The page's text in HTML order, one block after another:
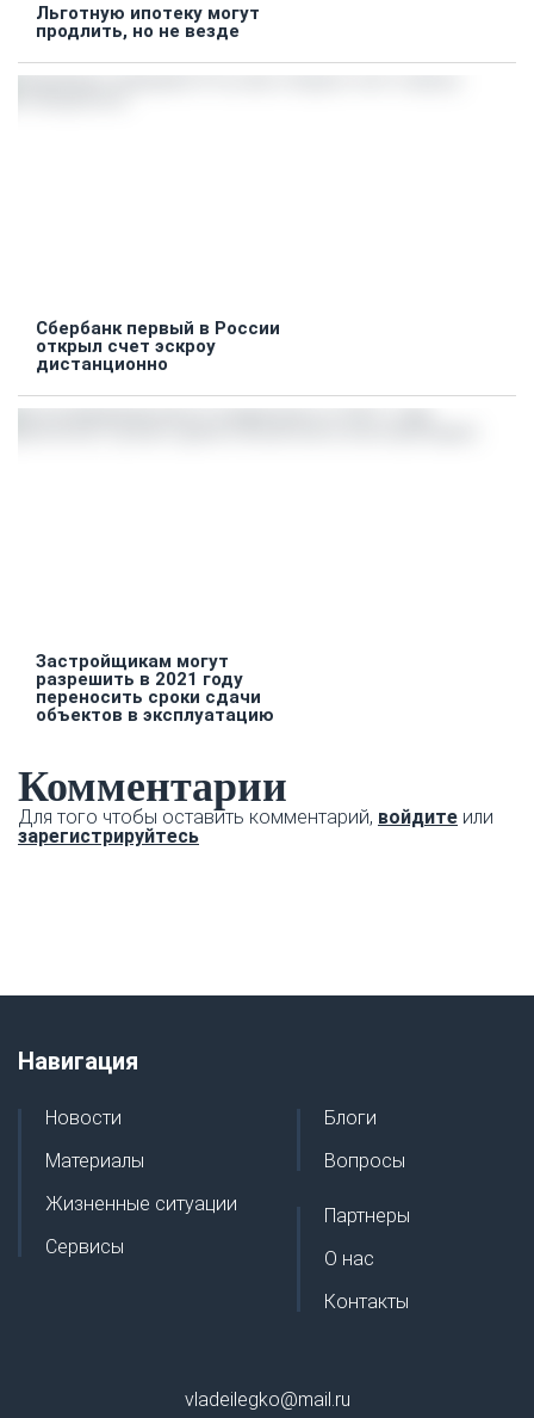
Льготную ипотеку могут
продлить, но не везде
Сбербанк первый в России
открыл счет эскроу
дистанционно
Застройщикам могут
разрешить в 2021 году
переносить сроки сдачи
объектов в эксплуатацию
Комментарии
Для того чтобы оставить комментарий, войдите или
зарегистрируйтесь
Навигация
Новости
Материалы
Жизненные ситуации
Сервисы
Блоги
Вопросы
Партнеры
О нас
Контакты
vladeilegko@mail.ru